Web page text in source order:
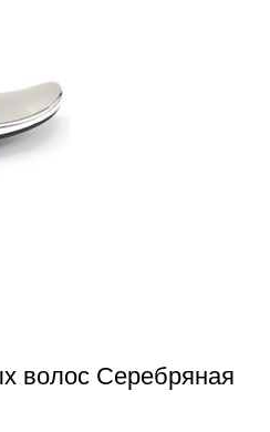
волос Серебряная